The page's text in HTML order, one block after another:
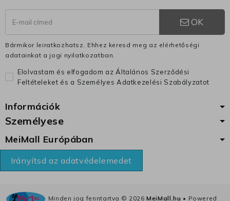
OK
Bármikor leiratkozhatsz. Ehhez keresd meg az elérhetőségi
adatainkat a jogi nyilatkozatban.
Elolvastam és elfogadom az Általános Szerződési
Feltételeket és a Személyes Adatkezelési Szabályzatot
Információk
Személyese
MeiMall Európában
Irányítsd az adatvédelemedet
Minden jog fenntartva © 2026MeiMall.hu • Powered